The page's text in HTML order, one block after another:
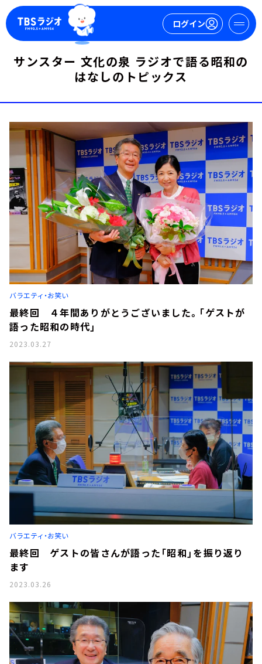
ログイン
マイページ
ログイン 新規会員登録
今日の番組表
週間番組表
トピックス
TBS Podcast
お知らせ
イベント・グッズ
YouTube
会社情報
サンスター 文化の泉 ラジオで語る昭和の
はなしのトピックス
バラエティ・お笑い
最終回 ４年間ありがとうございました。「ゲストが
語った昭和の時代」
2023.03.27
バラエティ・お笑い
最終回 ゲストの皆さんが語った「昭和」を振り返り
ます
2023.03.26